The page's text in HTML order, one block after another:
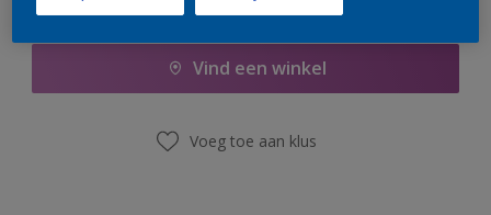
Boodschappenlijst
Vind een winkel
Voeg toe aan klus